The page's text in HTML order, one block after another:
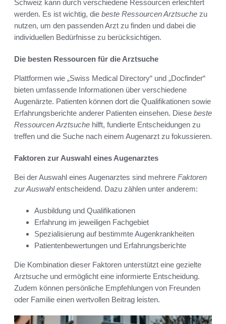
Schweiz kann durch verschiedene Ressourcen erleichtert
werden. Es ist wichtig, die beste Ressourcen Arztsuche zu
nutzen, um den passenden Arzt zu finden und dabei die
individuellen Bedürfnisse zu berücksichtigen.
Die besten Ressourcen für die Arztsuche
Plattformen wie „Swiss Medical Directory“ und „Docfinder“
bieten umfassende Informationen über verschiedene
Augenärzte. Patienten können dort die Qualifikationen sowie
Erfahrungsberichte anderer Patienten einsehen. Diese beste
Ressourcen Arztsuche hilft, fundierte Entscheidungen zu
treffen und die Suche nach einem Augenarzt zu fokussieren.
Faktoren zur Auswahl eines Augenarztes
Bei der Auswahl eines Augenarztes sind mehrere Faktoren
zur Auswahlentscheidend. Dazu zählen unter anderem:
Ausbildung und Qualifikationen
Erfahrung im jeweiligen Fachgebiet
Spezialisierung auf bestimmte Augenkrankheiten
Patientenbewertungen und Erfahrungsberichte
Die Kombination dieser Faktoren unterstützt eine gezielte
Arztsuche und ermöglicht eine informierte Entscheidung.
Zudem können persönliche Empfehlungen von Freunden
oder Familie einen wertvollen Beitrag leisten.